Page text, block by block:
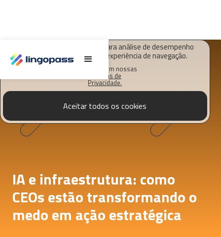
O Lingopass utiliza cookies para análise de desempenho
deste site e melhorar sua experiência de navegação.
Saiba mais em nossas
Políticas de
Privacidade.
Aceitar todos os cookies
IA e infraestrutura: como
CEOs estão transformando o
medo em ação estratégica